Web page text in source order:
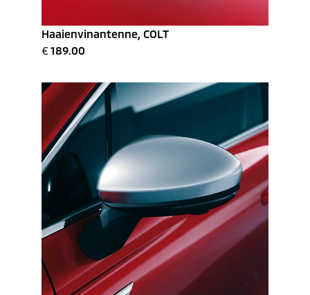
Haaienvinantenne, COLT
€189.00